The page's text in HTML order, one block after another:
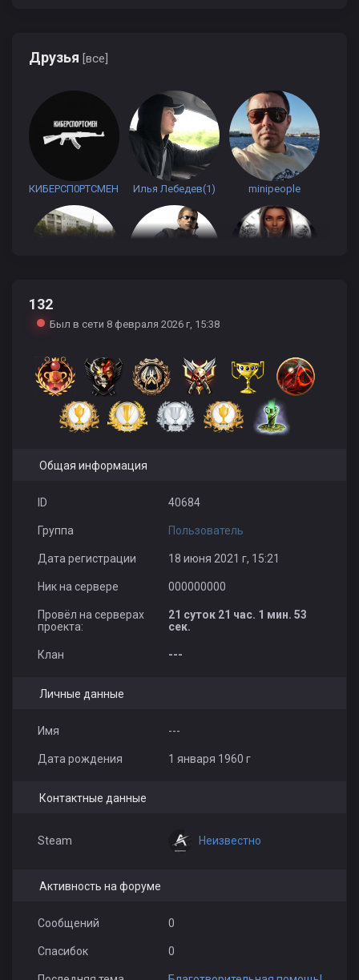
Друзья [все]
КИБЕРСП0РТСМЕН Илья Лебедев(1) minipeople
Belaya 0001 prolom_10rus
Pharaonh TPAXAPb
132
Был в сети 8 февраля 2026 г, 15:38
Общая информация
ID 40684
Группа Пользователь
Дата регистрации 18 июня 2021 г, 15:21
Ник на сервере 000000000
Провёл на серверах
проекта:
21 суток 21 час. 1 мин. 53
сек.
Клан ---
Личные данные
Имя ---
Дата рождения 1 января 1960 г
Контактные данные
Steam Неизвестно
Активность на форуме
Сообщений 0
Спасибок 0